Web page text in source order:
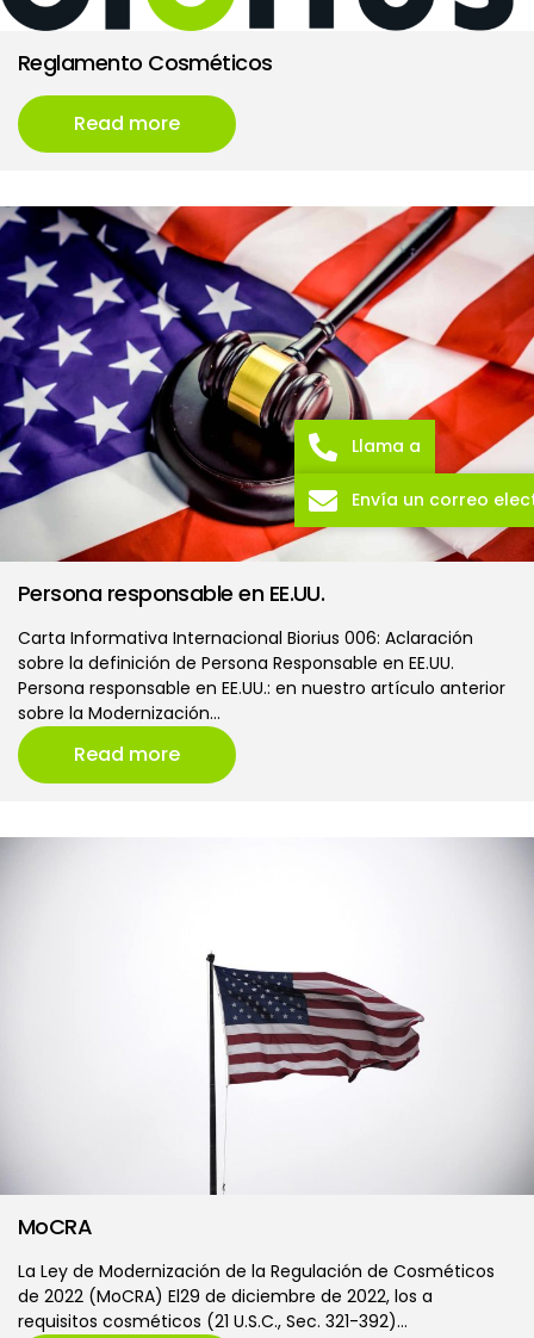
Reglamento Cosméticos
Read more
Persona responsable en EE.UU.
Carta Informativa Internacional Biorius 006: Aclaración
sobre la definición de Persona Responsable en EE.UU.
Persona responsable en EE.UU.: en nuestro artículo anterior
sobre la Modernización…
Read more
MoCRA
La Ley de Modernización de la Regulación de Cosméticos
de 2022 (MoCRA) El29 de diciembre de 2022, los a
requisitos cosméticos (21 U.S.C., Sec. 321-392)…
Llama a
Envía un correo